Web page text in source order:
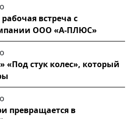
встреча с
ООО «А-ПЛЮС»
стук колес», который
превращается в